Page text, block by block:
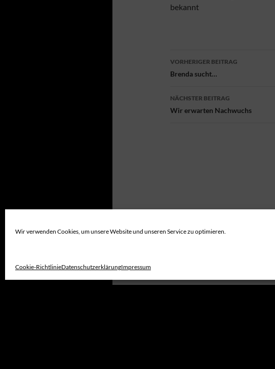
Wir verwenden Cookies, um unsere Website und unseren Service zu optimieren.
Cookie-RichtlinieDatenschutzerklärungImpressum
bekannt
Beitragsnavigation
VORHERIGER BEITRAG
Brenda sucht…
NÄCHSTER BEITRAG
Wir erwarten Nachwuchs